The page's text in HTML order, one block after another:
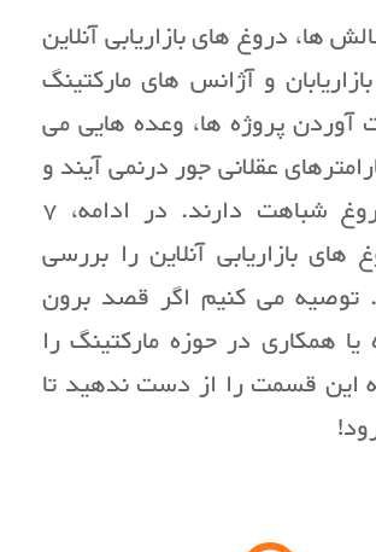
ها، دروغ های بازاریابی آنلاین
و آژانس های مارکتینگ
پروژه ها، وعده هایی می
عقلانی جور درنمی آیند و
بیشتر به دروغ شباهت دارند. در ادامه، 7
های بازاریابی آنلاین را بررسی
توصیه می کنیم اگر قصد برون
یا همکاری در حوزه مارکتینگ را
این قسمت را از دست ندهید تا